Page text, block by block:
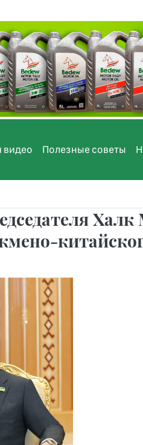
видео Полезные советы